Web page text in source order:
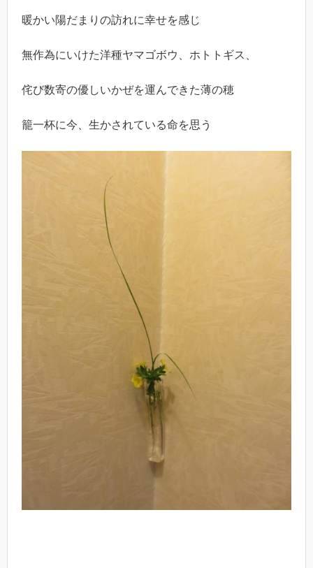
暖かい陽だまりの訪れに幸せを感じ
無作為にいけた洋種ヤマゴボウ、ホトトギス、
侘び数寄の優しいかぜを運んできた薄の穂
籠一杯に今、生かされている命を思う